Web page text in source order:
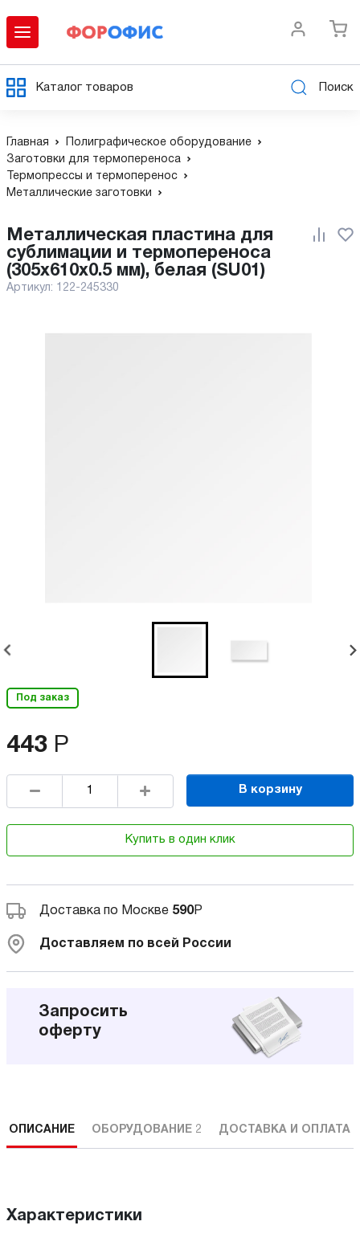
Каталог товаров Поиск
Главная
Полиграфическое оборудование
Заготовки для термопереноса
Термопрессы и термоперенос
Металлические заготовки
Металлическая пластина для
сублимации и термопереноса
(305х610x0.5 мм), белая (SU01)
Артикул: 122-245330
Под заказ
443 Р
В корзину
Купить в один клик
Доставка по Москве 590Р
Доставляем по всей России
Запросить
оферту
ОПИСАНИЕ ОБОРУДОВАНИЕ 2 ДОСТАВКА И ОПЛАТА
Характеристики